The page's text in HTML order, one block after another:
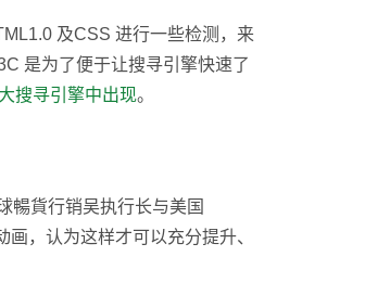
及CSS 进行一些检测，来
是为了便于让搜寻引擎快速了
搜寻引擎中出现。
暢貨行销吴执行长与美国
，认为这样才可以充分提升、